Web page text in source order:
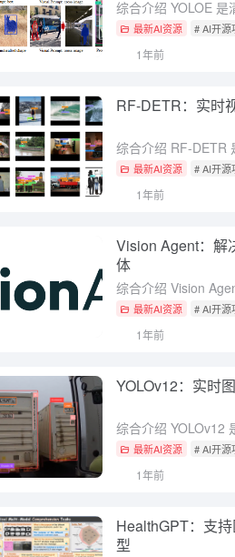
最新AI资源 # AI开源
1年前
RF-DETR：实时
最新AI资源 # AI开源
1年前
Vision Agent：解
体
最新AI资源 # AI开源
1年前
YOLOv12：实时
最新AI资源 # AI开源
1年前
HealthGPT：支
型